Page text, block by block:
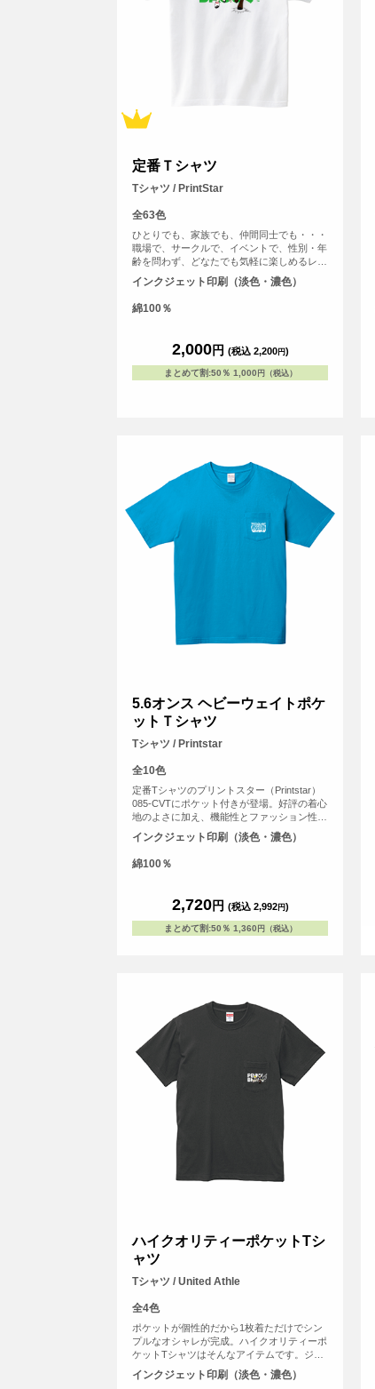
定番Ｔシャツ
Tシャツ / PrintStar
全63色
ひとりでも、家族でも、仲間同士でも・・・
職場で、サークルで、イベントで、性別・年
齢を問わず、どなたでも気軽に楽しめるレギ
ュラーシルエット。適度な厚みが着崩れを防
ぎ、快適さが持続するようにつくられたTシ
ャツです。豊富なカラーサイズバリエーショ
ンの中からお選びいただけます。
インクジェット印刷（淡色・濃色）
綿100％
2,000円 (税込 2,200円)
まとめて割:50％ 1,000 円（税込）
5.6オンス ヘビーウェイトポケ
ットＴシャツ
Tシャツ / Printstar
全10色
定番Tシャツのプリントスター（Printstar）
085-CVTにポケット付きが登場。好評の着心
地のよさに加え、機能性とファッション性を
さらにブラッシュアップ。ポケットにオリジ
ナルのワンポイントプリントを入れればグッ
とおしゃれになります。
インクジェット印刷（淡色・濃色）
綿100％
2,720円 (税込 2,992円)
まとめて割:50％ 1,360 円（税込）
ハイクオリティーポケットTシ
ャツ
Tシャツ / United Athle
全4色
ポケットが個性的だから1枚着ただけでシン
プルなオシャレが完成。ハイクオリティーポ
ケットTシャツはそんなアイテムです。ジー
ンズやスニーカーなどのベーシックアイテム
との相性がバツグンだから、アイデア次第で
インクジェット印刷（淡色・濃色）